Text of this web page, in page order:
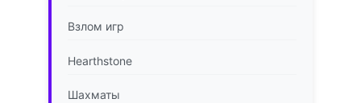
Взлом игр
Hearthstone
Шахматы